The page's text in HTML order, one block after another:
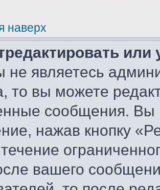
наверх
не являетесь
то вы можете
сообщения. Вы
нажав кнопку
вашего